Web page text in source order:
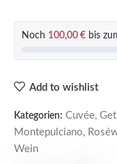
Noch 100,00 € bis
Add to wishlist
Kategorien: Cuvée,
Montepulciano,
Wein